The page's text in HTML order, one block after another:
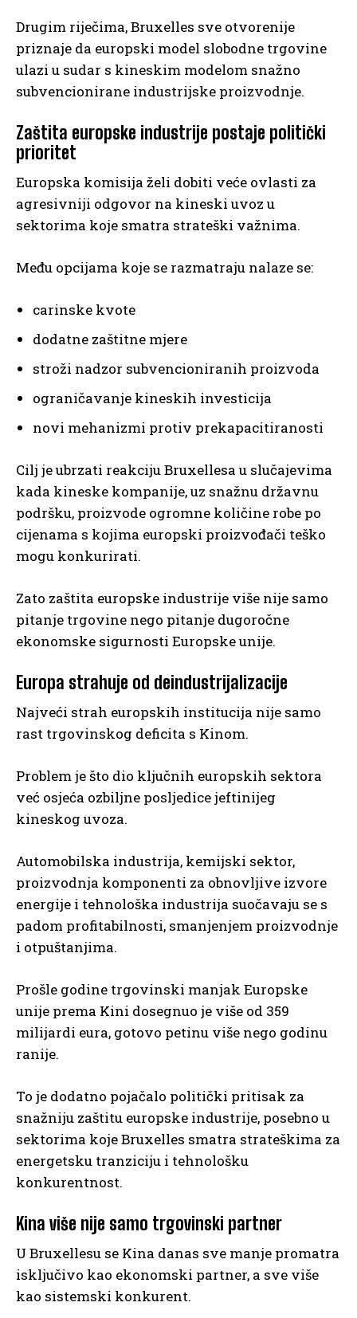
Drugim riječima, Bruxelles sve otvorenije
priznaje da europski model slobodne trgovine
ulazi u sudar s kineskim modelom snažno
subvencionirane industrijske proizvodnje.
Zaštita europske industrije postaje politički
prioritet
Europska komisija želi dobiti veće ovlasti za
agresivniji odgovor na kineski uvoz u
sektorima koje smatra strateški važnima.
Među opcijama koje se razmatraju nalaze se:
carinske kvote
dodatne zaštitne mjere
stroži nadzor subvencioniranih proizvoda
ograničavanje kineskih investicija
novi mehanizmi protiv prekapacitiranosti
Cilj je ubrzati reakciju Bruxellesa u slučajevima
kada kineske kompanije, uz snažnu državnu
podršku, proizvode ogromne količine robe po
cijenama s kojima europski proizvođači teško
mogu konkurirati.
Zato zaštita europske industrije više nije samo
pitanje trgovine nego pitanje dugoročne
ekonomske sigurnosti Europske unije.
Europa strahuje od deindustrijalizacije
Najveći strah europskih institucija nije samo
rast trgovinskog deficita s Kinom.
Problem je što dio ključnih europskih sektora
već osjeća ozbiljne posljedice jeftinijeg
kineskog uvoza.
Automobilska industrija, kemijski sektor,
proizvodnja komponenti za obnovljive izvore
energije i tehnološka industrija suočavaju se s
padom profitabilnosti, smanjenjem proizvodnje
i otpuštanjima.
Prošle godine trgovinski manjak Europske
unije prema Kini dosegnuo je više od 359
milijardi eura, gotovo petinu više nego godinu
ranije.
To je dodatno pojačalo politički pritisak za
snažniju zaštitu europske industrije, posebno u
sektorima koje Bruxelles smatra strateškima za
energetsku tranziciju i tehnološku
konkurentnost.
Kina više nije samo trgovinski partner
U Bruxellesu se Kina danas sve manje promatra
isključivo kao ekonomski partner, a sve više
kao sistemski konkurent.